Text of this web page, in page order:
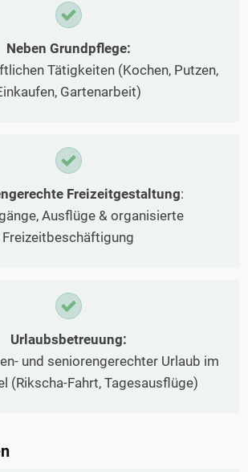
Neben Grundpflege:
Tätigkeiten (Kochen, Putzen,
Gartenarbeit)
Freizeitgestaltung:
Ausflüge & organisierte
Freizeitbeschäftigung
Urlaubsbetreuung:
und seniorengerechter Urlaub im
(Rikscha-Fahrt, Tagesausflüge)